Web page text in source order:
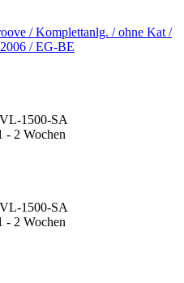
/ Komplettanlg. / ohne Kat /
/ EG-BE
1500-SA
- 2 Wochen
1500-SA
- 2 Wochen